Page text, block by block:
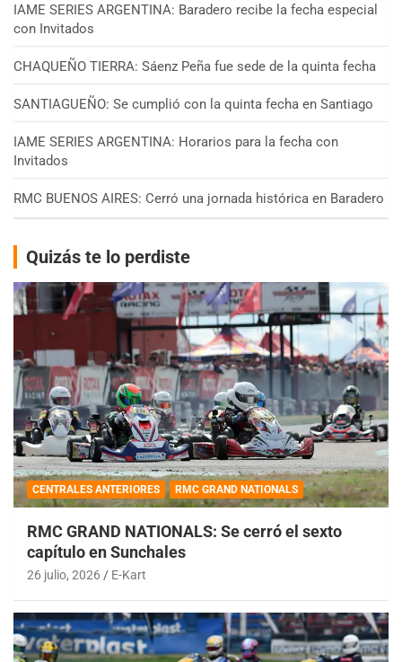
IAME SERIES ARGENTINA: Baradero recibe la fecha especial
con Invitados
CHAQUEÑO TIERRA: Sáenz Peña fue sede de la quinta fecha
SANTIAGUEÑO: Se cumplió con la quinta fecha en Santiago
IAME SERIES ARGENTINA: Horarios para la fecha con
Invitados
RMC BUENOS AIRES: Cerró una jornada histórica en Baradero
Quizás te lo perdiste
CENTRALES ANTERIORES RMC GRAND NATIONALS
RMC GRAND NATIONALS: Se cerró el sexto
capítulo en Sunchales
26 julio, 2026 E-Kart